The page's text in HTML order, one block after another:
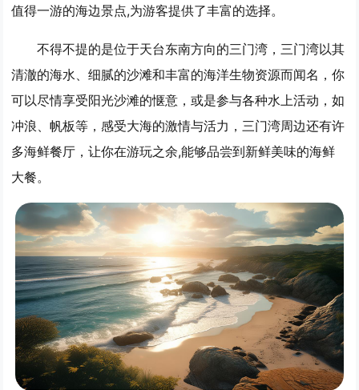
值得一游的海边景点,为游客提供了丰富的选择。
不得不提的是位于天台东南方向的三门湾 ，三门湾以其
清澈的海水、细腻的沙滩和丰富的海洋生物资源而闻名，你
可以尽情享受阳光沙滩的惬意，或是参与各种水上活动，如
冲浪、帆板等，感受大海的激情与活力，三门湾周边还有许
多海鲜餐厅，让你在游玩之余,能够品尝到新鲜美味的海鲜
大餐。